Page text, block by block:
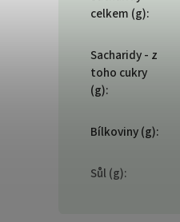
celkem (g):
Sacharidy - z
toho cukry
(g):
Bílkoviny (g):
Sůl (g):